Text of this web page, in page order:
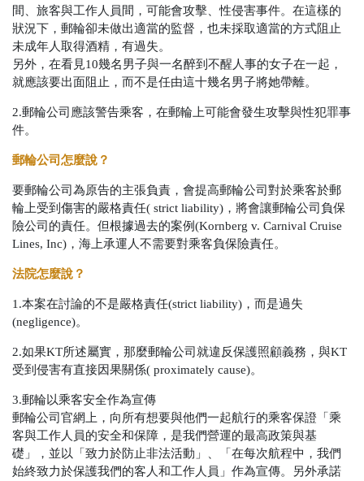
間、旅客與工作人員間，可能會攻擊、性侵害事件。在這樣的
狀況下，郵輪卻未做出適當的監督，也未採取適當的方式阻止
未成年人取得酒精，有過失。
另外，在看見10幾名男子與一名醉到不醒人事的女子在一起，
就應該要出面阻止，而不是任由這十幾名男子將她帶離。
2.郵輪公司應該警告乘客，在郵輪上可能會發生攻擊與性犯罪事
件。
郵輪公司怎麼說？
要郵輪公司為原告的主張負責，會提高郵輪公司對於乘客於郵
輪上受到傷害的嚴格責任( strict liability)，將會讓郵輪公司負保
險公司的責任。但根據過去的案例(Kornberg v. Carnival Cruise
Lines, Inc)，海上承運人不需要對乘客負保險責任。
法院怎麼說？
1.本案在討論的不是嚴格責任(strict liability)，而是過失
(negligence)。
2.如果KT所述屬實，那麼郵輪公司就違反保護照顧義務，與KT
受到侵害有直接因果關係( proximately cause)。
3.郵輪以乘客安全作為宣傳
郵輪公司官網上，向所有想要與他們一起航行的乘客保證「乘
客與工作人員的安全和保障，是我們營運的最高政策與基
礎」，並以「致力於防止非法活動」、「在每次航程中，我們
始終致力於保護我們的客人和工作人員」作為宣傳。另外承諾